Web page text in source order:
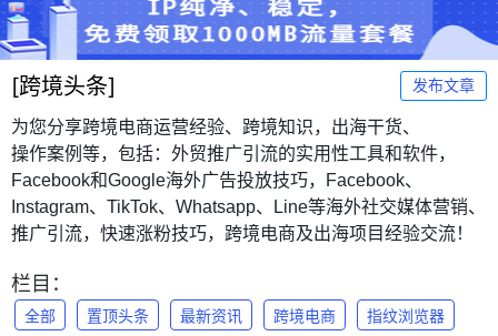
[跨境头条] 发布文章
为您分享跨境电商运营经验、跨境知识，出海干货、
操作案例等，包括：外贸推广引流的实用性工具和软件，
Facebook和Google海外广告投放技巧，Facebook、
Instagram、TikTok、Whatsapp、Line等海外社交媒体营销、
推广引流，快速涨粉技巧，跨境电商及出海项目经验交流！
栏目：
全部 置顶头条 最新资讯 跨境电商 指纹浏览器